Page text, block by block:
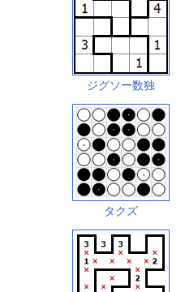
ジグソー数独
タクズ